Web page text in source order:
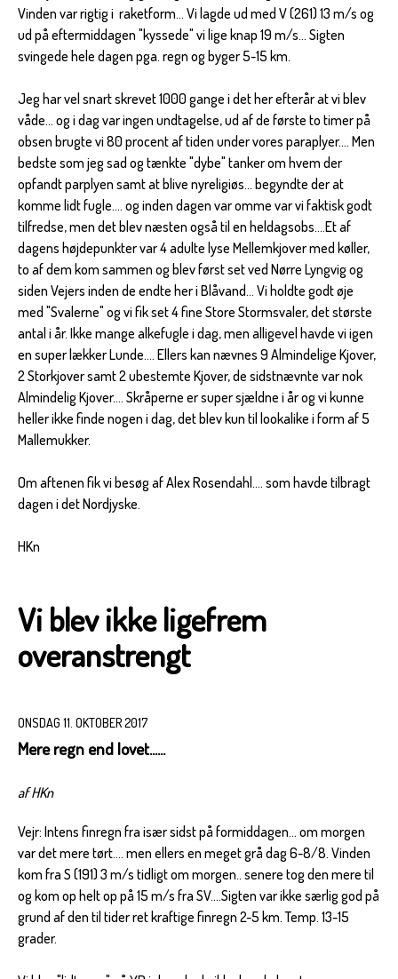
Vinden var rigtig i raketform... Vi lagde ud med V (261) 13 m/s og
ud på eftermiddagen "kyssede" vi lige knap 19 m/s... Sigten
svingede hele dagen pga. regn og byger 5-15 km.
Jeg har vel snart skrevet 1000 gange i det her efterår at vi blev
våde... og i dag var ingen undtagelse, ud af de første to timer på
obsen brugte vi 80 procent af tiden under vores paraplyer.... Men
bedste som jeg sad og tænkte "dybe" tanker om hvem der
opfandt parplyen samt at blive nyreligiøs... begyndte der at
komme lidt fugle.... og inden dagen var omme var vi faktisk godt
tilfredse, men det blev næsten også til en heldagsobs....Et af
dagens højdepunkter var 4 adulte lyse Mellemkjover med køller,
to af dem kom sammen og blev først set ved Nørre Lyngvig og
siden Vejers inden de endte her i Blåvand... Vi holdte godt øje
med "Svalerne" og vi fik set 4 fine Store Stormsvaler, det største
antal i år. Ikke mange alkefugle i dag, men alligevel havde vi igen
en super lækker Lunde.... Ellers kan nævnes 9 Almindelige Kjover,
2 Storkjover samt 2 ubestemte Kjover, de sidstnævnte var nok
Almindelig Kjover.... Skråperne er super sjældne i år og vi kunne
heller ikke finde nogen i dag, det blev kun til lookalike i form af 5
Mallemukker.
Om aftenen fik vi besøg af Alex Rosendahl.... som havde tilbragt
dagen i det Nordjyske.
HKn
Vi blev ikke ligefrem
overanstrengt
ONSDAG 11. OKTOBER 2017
Mere regn end lovet......
af HKn
Vejr: Intens finregn fra især sidst på formiddagen... om morgen
var det mere tørt.... men ellers en meget grå dag 6-8/8. Vinden
kom fra S (191) 3 m/s tidligt om morgen.. senere tog den mere til
og kom op helt op på 15 m/s fra SV....Sigten var ikke særlig god på
grund af den til tider ret kraftige finregn 2-5 km. Temp. 13-15
grader.